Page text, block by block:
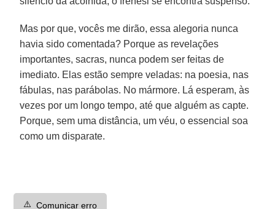
Mas por que, vocês me dirão, essa alegoria nunca
havia sido comentada? Porque as revelações
importantes, sacras, nunca podem ser feitas de
imediato. Elas estão sempre veladas: na poesia, nas
fábulas, nas parábolas. No mármore. Lá esperam, às
vezes por um longo tempo, até que alguém as capte.
Porque, sem uma distância, um véu, o essencial soa
como um disparate.
⚠️ Comunicar erro